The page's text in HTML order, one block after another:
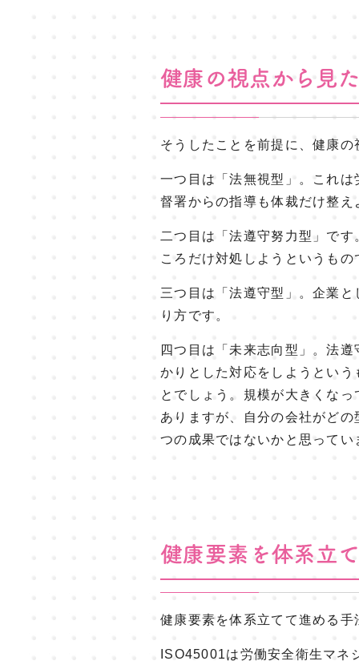
そうしたことを前提に、健康
一つ目は「法無視型」。これ
督署からの指導も体裁だけ整
二つ目は「法遵守努力型」で
ころだけ対処しようというもの
三つ目は「法遵守型」。企業
り方です。
四つ目は「未来志向型」。法
かりとした対応をしようとい
とでしょう。規模が大きくな
ありますが、自分の会社がど
つの成果ではないかと思って
健康要素を体系立てて進める
ISO45001は労働安全衛生マ